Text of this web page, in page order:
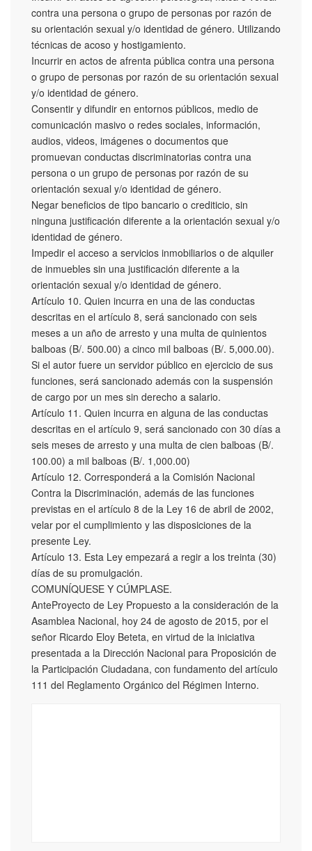
contra una persona o grupo de personas por razón de
su orientación sexual y/o identidad de género. Utilizando
técnicas de acoso y hostigamiento.
Incurrir en actos de afrenta pública contra una persona
o grupo de personas por razón de su orientación sexual
y/o identidad de género.
Consentir y difundir en entornos públicos, medio de
comunicación masivo o redes sociales, información,
audios, videos, imágenes o documentos que
promuevan conductas discriminatorias contra una
persona o un grupo de personas por razón de su
orientación sexual y/o identidad de género.
Negar beneficios de tipo bancario o crediticio, sin
ninguna justificación diferente a la orientación sexual y/o
identidad de género.
Impedir el acceso a servicios inmobiliarios o de alquiler
de inmuebles sin una justificación diferente a la
orientación sexual y/o identidad de género.
Artículo 10. Quien incurra en una de las conductas
descritas en el artículo 8, será sancionado con seis
meses a un año de arresto y una multa de quinientos
balboas (B/. 500.00) a cinco mil balboas (B/. 5,000.00).
Si el autor fuere un servidor público en ejercicio de sus
funciones, será sancionado además con la suspensión
de cargo por un mes sin derecho a salario.
Artículo 11. Quien incurra en alguna de las conductas
descritas en el artículo 9, será sancionado con 30 días a
seis meses de arresto y una multa de cien balboas (B/.
100.00) a mil balboas (B/. 1,000.00)
Artículo 12. Corresponderá a la Comisión Nacional
Contra la Discriminación, además de las funciones
previstas en el artículo 8 de la Ley 16 de abril de 2002,
velar por el cumplimiento y las disposiciones de la
presente Ley.
Artículo 13. Esta Ley empezará a regir a los treinta (30)
días de su promulgación.
COMUNÍQUESE Y CÚMPLASE.
AnteProyecto de Ley Propuesto a la consideración de la
Asamblea Nacional, hoy 24 de agosto de 2015, por el
señor Ricardo Eloy Beteta, en virtud de la iniciativa
presentada a la Dirección Nacional para Proposición de
la Participación Ciudadana, con fundamento del artículo
111 del Reglamento Orgánico del Régimen Interno.